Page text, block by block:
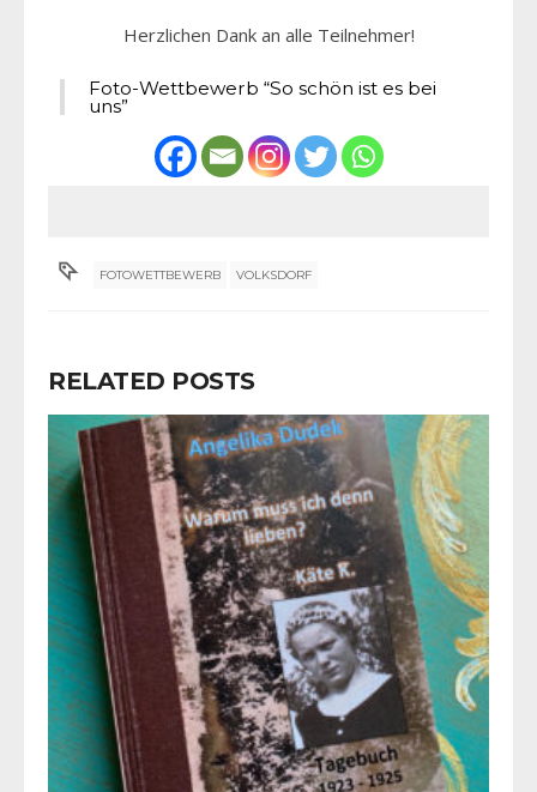
Herzlichen Dank an alle Teilnehmer!
Foto-Wettbewerb “So schön ist es bei
uns”
FOTOWETTBEWERB VOLKSDORF
RELATED POSTS